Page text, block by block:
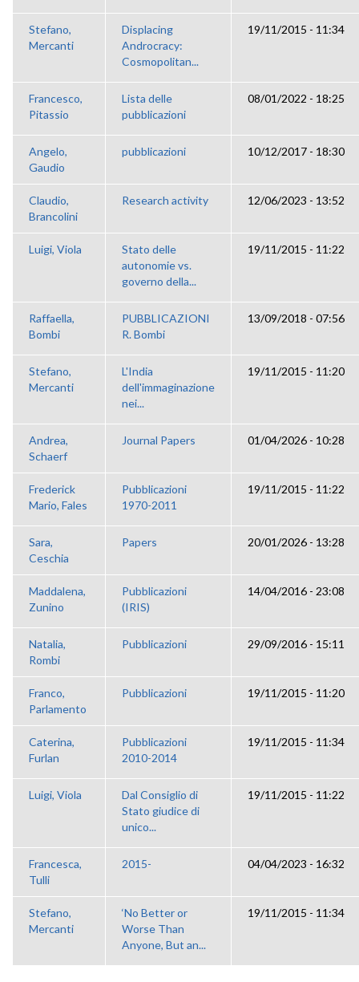
Stefano,
Mercanti
Displacing
Androcracy:
Cosmopolitan...
19/11/2015 - 11:34
Francesco,
Pitassio
Lista delle
pubblicazioni
08/01/2022 - 18:25
Angelo,
Gaudio
pubblicazioni 10/12/2017 - 18:30
Claudio,
Brancolini
Research activity 12/06/2023 - 13:52
Luigi, Viola
Stato delle
autonomie vs.
governo della...
19/11/2015 - 11:22
Raffaella,
Bombi
PUBBLICAZIONI
R. Bombi
13/09/2018 - 07:56
Stefano,
Mercanti
L'India
dell'immaginazione
nei...
19/11/2015 - 11:20
Andrea,
Schaerf
Journal Papers 01/04/2026 - 10:28
Frederick
Mario, Fales
Pubblicazioni
1970-2011
19/11/2015 - 11:22
Sara,
Ceschia
Papers 20/01/2026 - 13:28
Maddalena,
Zunino
Pubblicazioni
(IRIS)
14/04/2016 - 23:08
Natalia,
Rombi
Pubblicazioni 29/09/2016 - 15:11
Franco,
Parlamento
Pubblicazioni 19/11/2015 - 11:20
Caterina,
Furlan
Pubblicazioni
2010-2014
19/11/2015 - 11:34
Luigi, Viola
Dal Consiglio di
Stato giudice di
unico...
19/11/2015 - 11:22
Francesca,
Tulli
2015- 04/04/2023 - 16:32
Stefano,
Mercanti
‘No Better or
Worse Than
Anyone, But an...
19/11/2015 - 11:34